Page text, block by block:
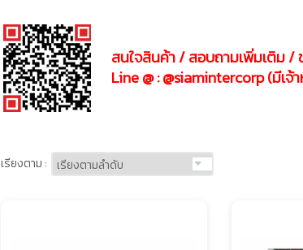
สนใจสินค้า / สอบถามเพิ่มเติม /
Line @ : @siamintercorp (มีเ
เรียงตาม :